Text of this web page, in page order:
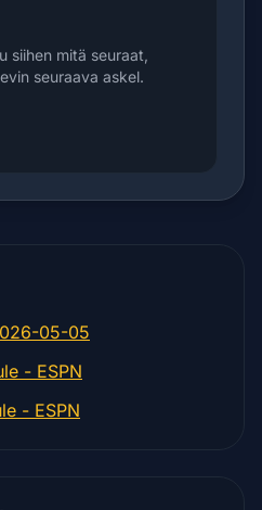
siihen mitä seuraat,
seuraava askel.
05-05
- ESPN
- ESPN